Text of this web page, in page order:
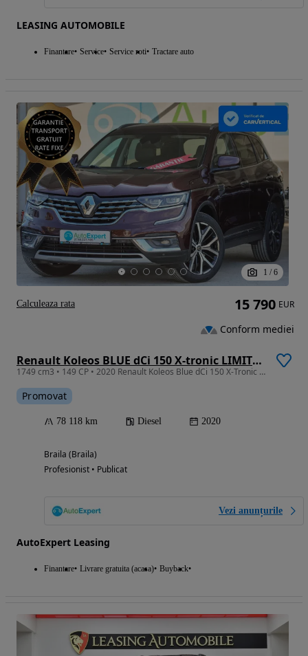
LEASING AUTOMOBILE
Finantare Service Service roti Tractare auto
1 / 6
Renault Koleos BLUE dCi 150 X-tronic LIMITED
1749 cm3 • 149 CP • 2020 Renault Koleos Blue dCi 150 X-Tronic Limited
Promovat
78 118 km Diesel 2020
Braila (Braila)
Profesionist • Publicat
Vezi anunțurile
AutoExpert Leasing
Finantare Livrare gratuita (acasa) Buyback
15 790 EUR
Conform mediei
Calculeaza rata